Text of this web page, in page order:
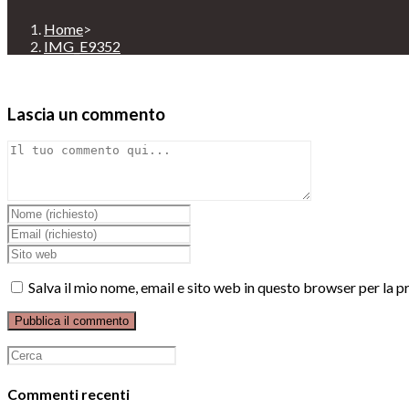
Home>
IMG_E9352
Lascia un commento
Comment
Inserisci
il
tuo
nome
o
nome
utente
per
commentare
Inserisci
il
tuo
indirizzo
per
commentare
Enter
your
website
(optional)
Salva il mio nome, email e sito web in questo browser per la
Ricerca
per:
Commenti recenti